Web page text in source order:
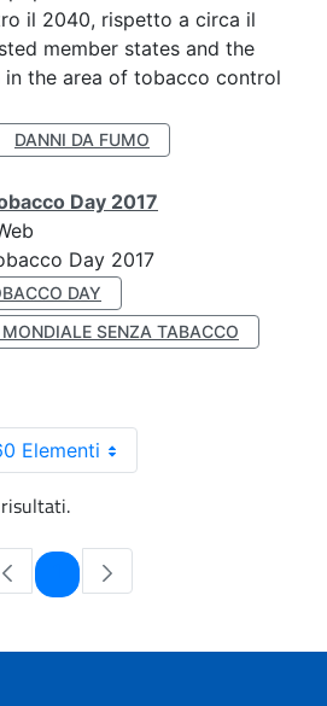
il 2040, rispetto a circa il
member states and the
in the area of tobacco control
DANNI DA FUMO
Day 2017
Day 2017
DAY
SENZA TABACCO
Elementi
Pagina